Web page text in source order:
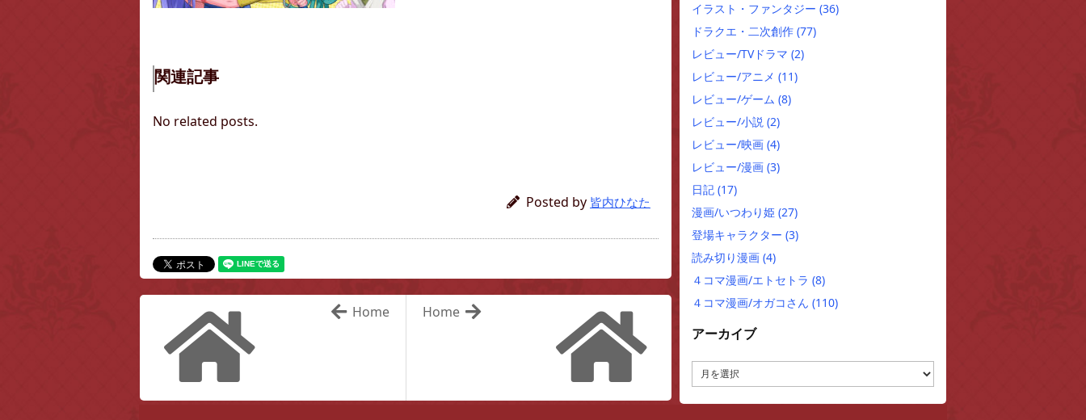
関連記事
No related posts.
Posted by 皆内ひなた
Home
Home
イラスト・ファンタジー (36)
ドラクエ・二次創作 (77)
レビュー/TVドラマ (2)
レビュー/アニメ (11)
レビュー/ゲーム (8)
レビュー/小説 (2)
レビュー/映画 (4)
レビュー/漫画 (3)
日記 (17)
漫画/いつわり姫 (27)
登場キャラクター (3)
読み切り漫画 (4)
４コマ漫画/エトセトラ (8)
４コマ漫画/オガコさん (110)
アーカイブ
ー